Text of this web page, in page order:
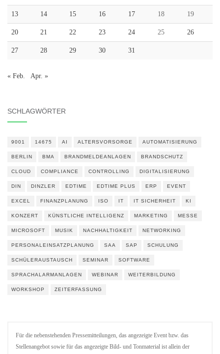
13 14 15 16 17 18 19
20 21 22 23 24 25 26
27 28 29 30 31
« Feb. Apr. »
SCHLAGWÖRTER
9001 14675 AI ALTERSVORSORGE AUTOMATISIERUNG
BERLIN BMA BRANDMELDEANLAGEN BRANDSCHUTZ
CLOUD COMPLIANCE CONTROLLING DIGITALISIERUNG
DIN DINZLER EDTIME EDTIME PLUS ERP EVENT
EXCEL FINANZPLANUNG ISO IT IT SICHERHEIT KI
KONZERT KÜNSTLICHE INTELLIGENZ MARKETING MESSE
MICROSOFT MUSIK NACHHALTIGKEIT NETWORKING
PERSONALEINSATZPLANUNG SAA SAP SCHULUNG
SCHÜLERAUSTAUSCH SEMINAR SOFTWARE
SPRACHALARMANLAGEN WEBINAR WEITERBILDUNG
WORKSHOP ZEITERFASSUNG
Für die nebenstehenden Pressemitteilungen, das angezeigte Event bzw. das
Stellenangebot sowie für das angezeigte Bild- und Tonmaterial ist allein der